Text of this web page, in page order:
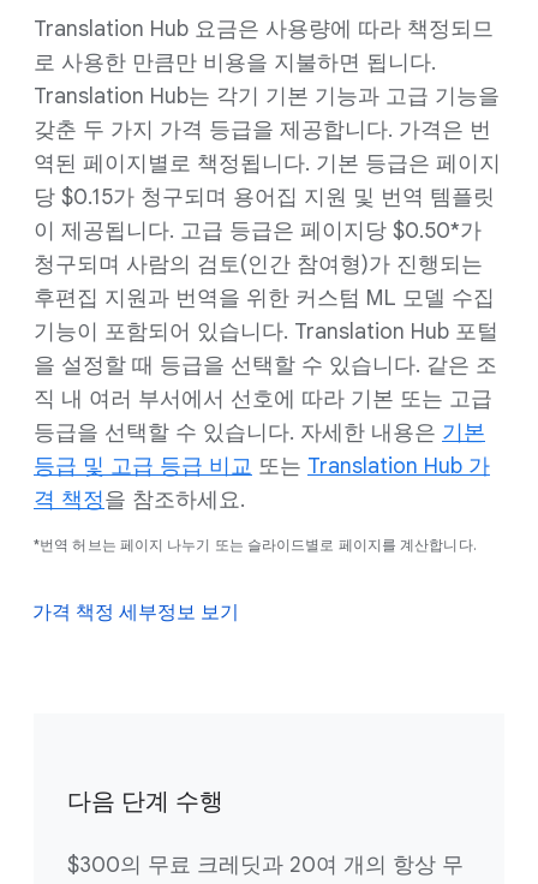
Translation Hub 요금은 사용량에 따라 책정되므
로 사용한 만큼만 비용을 지불하면 됩니다.
Translation Hub는 각기 기본 기능과 고급 기능을
갖춘 두 가지 가격 등급을 제공합니다. 가격은 번
역된 페이지별로 책정됩니다. 기본 등급은 페이지
당 $0.15가 청구되며 용어집 지원 및 번역 템플릿
이 제공됩니다. 고급 등급은 페이지당 $0.50*가
청구되며 사람의 검토(인간 참여형)가 진행되는
후편집 지원과 번역을 위한 커스텀 ML 모델 수집
기능이 포함되어 있습니다. Translation Hub 포털
을 설정할 때 등급을 선택할 수 있습니다. 같은 조
직 내 여러 부서에서 선호에 따라 기본 또는 고급
등급을 선택할 수 있습니다. 자세한 내용은 기본
등급 및 고급 등급 비교 또는 Translation Hub 가
격 책정을 참조하세요.
*번역 허브는 페이지 나누기 또는 슬라이드별로 페이지를 계산합니다.
가격 책정 세부정보 보기
다음 단계 수행
$300의 무료 크레딧과 20여 개의 항상 무